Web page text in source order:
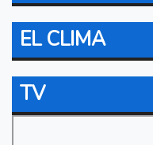
EL CLIMA
TV